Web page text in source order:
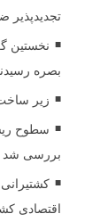
نخستین
بصره
زیر
سطوح
بررسی شد
اقتصادی